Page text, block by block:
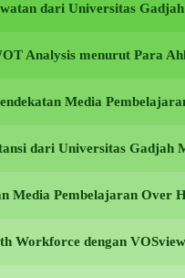
dari Universitas
Analysis menurut Para
Media
dari Universitas Gadjah
Media Pembelajaran
Workforce dengan